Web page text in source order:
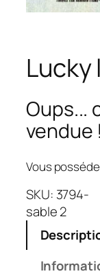
Lucky
Oups...
vendue !
Vous
SKU: 3794-
sable 2